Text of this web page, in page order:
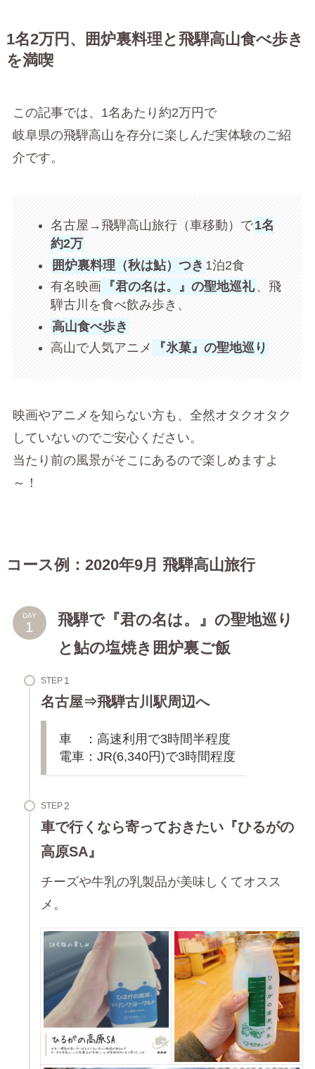
1名2万円、囲炉裏料理と飛騨高山食べ歩き
を満喫
この記事では、1名あたり約2万円で
岐阜県の飛騨高山を存分に楽しんだ実体験のご紹
介です。
名古屋→飛騨高山旅行（車移動）で1名
約2万
囲炉裏料理（秋は鮎）つき 1泊2食
有名映画
『君の名は。』の聖地巡礼 、飛
騨古川を食べ飲み歩き、
高山食べ歩き
高山で人気アニメ
『氷菓』の聖地巡り
映画やアニメを知らない方も、全然オタクオタク
していないのでご安心ください。
当たり前の風景がそこにあるので楽しめますよ
～！
コース例：2020年9月 飛騨高山旅行
DAY
飛騨で『君の名は。』の聖地巡り
と鮎の塩焼き囲炉裏ご飯
STEP
名古屋⇒飛騨古川駅周辺へ
車 ：高速利用で3時間半程度
電車：JR(6,340円)で3時間程度
STEP
車で行くなら寄っておきたい『ひるがの
高原SA』
チーズや牛乳の乳製品が美味しくてオスス
メ。